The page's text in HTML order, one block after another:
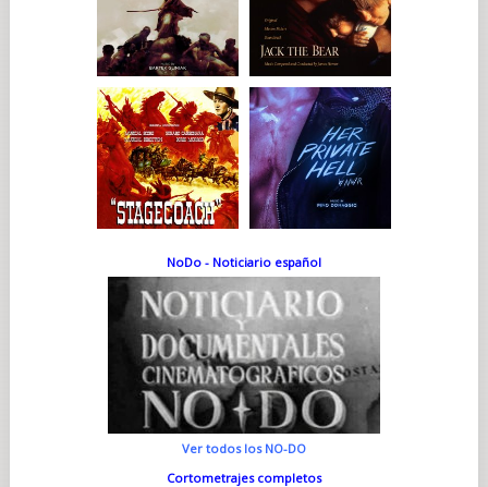
NoDo - Noticiario español
Ver todos los NO-DO
Cortometrajes completos